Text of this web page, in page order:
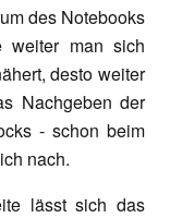
des Notebooks
weiter man sich
desto weiter
Nachgeben der
- schon beim
nach.
lässt sich das